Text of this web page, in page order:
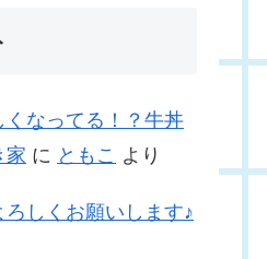
なってる！？牛丼
家 に ともこ より
しくお願いします♪